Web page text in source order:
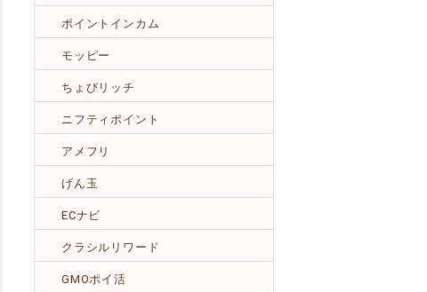
ポイントインカム
モッピー
ちょびリッチ
ニフティポイント
アメフリ
げん玉
ECナビ
クラシルリワード
GMOポイ活